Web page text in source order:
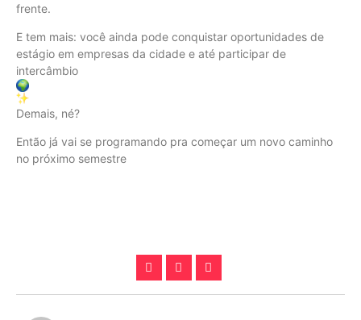
frente.
E tem mais: você ainda pode conquistar oportunidades de
estágio em empresas da cidade e até participar de
intercâmbio
Demais, né?
Então já vai se programando pra começar um novo caminho
no próximo semestre